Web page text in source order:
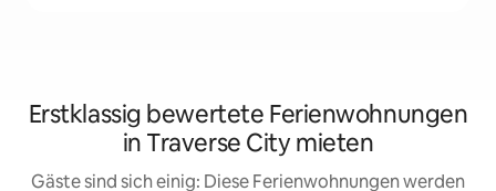
Erstklassig bewertete Ferienwohnungen
in Traverse City mieten
Gäste sind sich einig: Diese Ferienwohnungen werden